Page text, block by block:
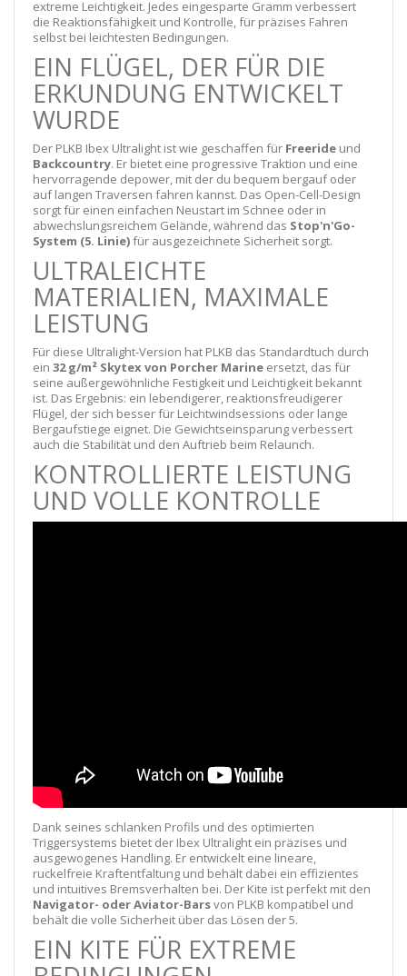
extreme Leichtigkeit. Jedes eingesparte Gramm verbessert
die Reaktionsfähigkeit und Kontrolle, für präzises Fahren
selbst bei leichtesten Bedingungen.
EIN FLÜGEL, DER FÜR DIE
ERKUNDUNG ENTWICKELT
WURDE
Der PLKB Ibex Ultralight ist wie geschaffen für Freeride und
Backcountry. Er bietet eine progressive Traktion und eine
hervorragende depower, mit der du bequem bergauf oder
auf langen Traversen fahren kannst. Das Open-Cell-Design
sorgt für einen einfachen Neustart im Schnee oder in
abwechslungsreichem Gelände, während das Stop'n'Go-
System (5. Linie)für ausgezeichnete Sicherheit sorgt.
ULTRALEICHTE
MATERIALIEN, MAXIMALE
LEISTUNG
Für diese Ultralight-Version hat PLKB das Standardtuch durch
ein 32 g/m² Skytex von Porcher Marine ersetzt, das für
seine außergewöhnliche Festigkeit und Leichtigkeit bekannt
ist. Das Ergebnis: ein lebendigerer, reaktionsfreudigerer
Flügel, der sich besser für Leichtwindsessions oder lange
Bergaufstiege eignet. Die Gewichtseinsparung verbessert
auch die Stabilität und den Auftrieb beim Relaunch.
KONTROLLIERTE LEISTUNG
UND VOLLE KONTROLLE
Dank seines schlanken Profils und des optimierten
Triggersystems bietet der Ibex Ultralight ein präzises und
ausgewogenes Handling. Er entwickelt eine lineare,
ruckelfreie Kraftentfaltung und behält dabei ein effizientes
und intuitives Bremsverhalten bei. Der Kite ist perfekt mit den
Navigator- oder Aviator-Barsvon PLKB kompatibel und
behält die volle Sicherheit über das Lösen der 5.
EIN KITE FÜR EXTREME